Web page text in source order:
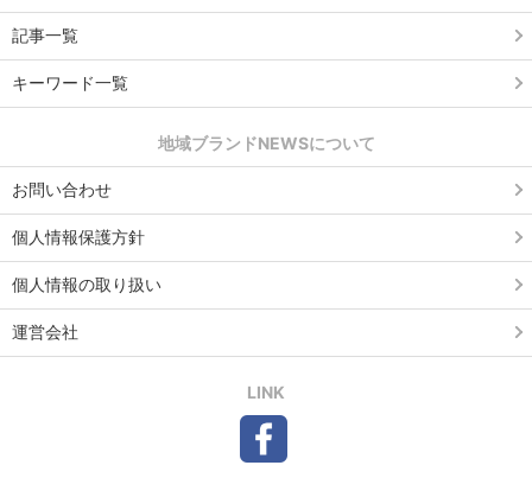
記事一覧
キーワード一覧
地域ブランドNEWSについて
お問い合わせ
個人情報保護方針
個人情報の取り扱い
運営会社
LINK